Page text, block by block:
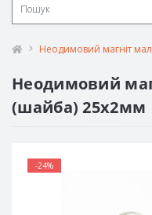
Неодимовий магніт
Неодимовий
(шайба) 25х2мм
-24%